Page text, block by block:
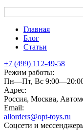
Главная
Блог
Статьи
+7 (499) 112-49-58
Режим работы:
Пн—Пт, Вс
Адрес:
Россия, Москва,
Email:
allorders@opt-toys.ru
Соцсети и